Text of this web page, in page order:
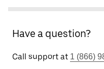
Have a question?
Call support at 1 (866)